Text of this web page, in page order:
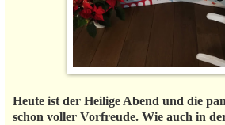
Heute ist der Heilige Abend und die
schon voller Vorfreude. Wie auch in